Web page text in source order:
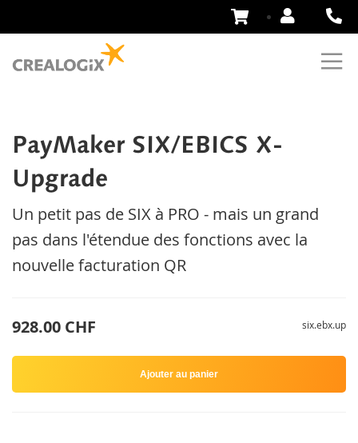
Aller
PayMaker SIX/EBICS X-
Upgrade
Un petit pas de SIX à PRO - mais un grand
pas dans l'étendue des fonctions avec la
nouvelle facturation QR
928.00 CHF six.ebx.up
Ajouter au panier